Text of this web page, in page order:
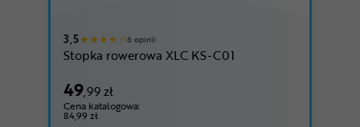
3,5 6 opinii
Stopka rowerowa XLC KS-C01
49,99 zł
Cena katalogowa:
84,99 zł